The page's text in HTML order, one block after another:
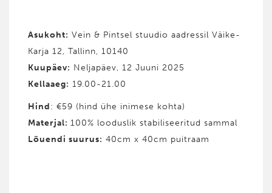
Asukoht: Vein & Pintsel stuudio aadressil Väike-
Karja 12, Tallinn, 10140
Kuupäev: Neljapäev, 12 Juuni 2025
Kellaaeg: 19.00-21.00
Hind: €59 (hind ühe inimese kohta)
Materjal: 100% looduslik stabiliseeritud sammal
Lõuendi suurus: 40cm x 40cm puitraam